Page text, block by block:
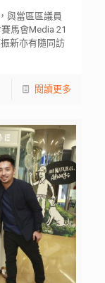
與當區區議員
馬會Media 21
新亦有隨同訪
閱讀更多